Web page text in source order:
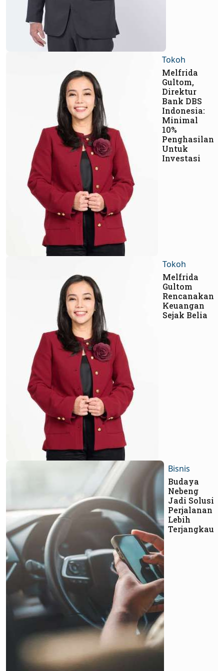
Tokoh
Melfrida
Gultom,
Direktur
Bank DBS
Indonesia:
Minimal
10%
Penghasilan
Untuk
Investasi
Tokoh
Melfrida
Gultom
Rencanakan
Keuangan
Sejak Belia
Bisnis
Budaya
Nebeng
Jadi Solusi
Perjalanan
Lebih
Terjangkau